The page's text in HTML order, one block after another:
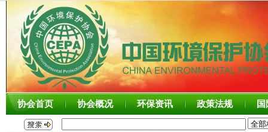
协会首页 协会概况 环保资讯 政策法规